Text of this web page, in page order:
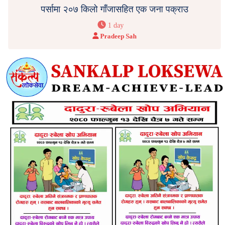
पर्सामा २०७ किलो गाँजासहित एक जना पक्राउ
1 day
Pradeep Sah